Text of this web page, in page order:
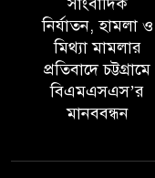
নির্যাতন, হামলা ও
মিথ্যা মামলার
প্রতিবাদে চট্টগ্রামে
বিএমএসএস’র
মানববন্ধন